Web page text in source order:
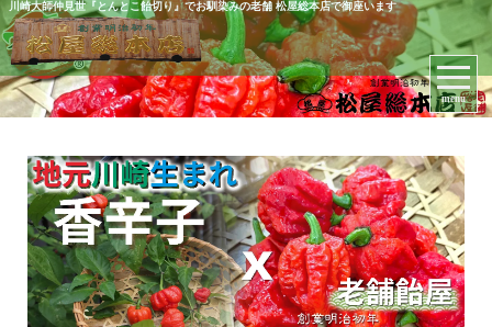
川崎大師仲見世『とんとこ飴切り』でお馴染みの老舗 松屋総本店で御座います
menu